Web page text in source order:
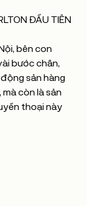
ĐẦU TIÊN
bên con
bước chân,
sản hàng
còn là sản
thoại này